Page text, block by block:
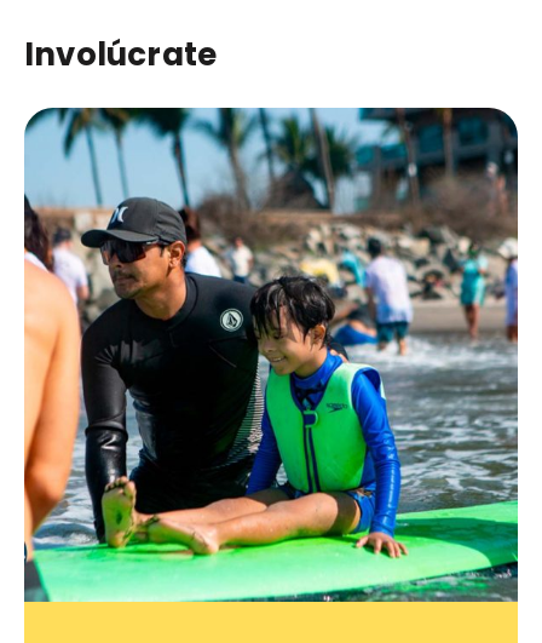
Involúcrate